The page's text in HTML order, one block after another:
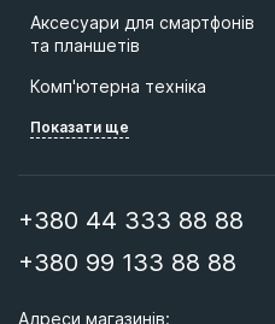
Аксесуари для смартфонів
та планшетів
Комп'ютерна техніка
Показати ще
+380 44 333 88 88
+380 99 133 88 88
Адреси магазинів: